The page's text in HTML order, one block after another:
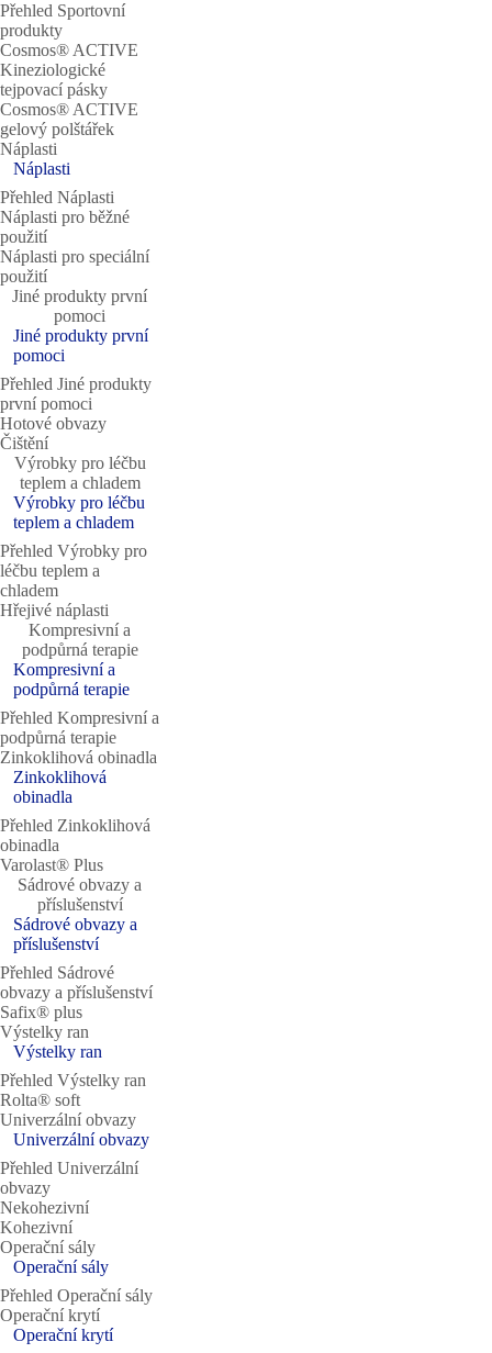
Přehled Sportovní
produkty
Cosmos® ACTIVE
Kineziologické
tejpovací pásky
Cosmos® ACTIVE
gelový polštářek
Náplasti
Náplasti
Přehled Náplasti
Náplasti pro běžné
použití
Náplasti pro speciální
použití
Jiné produkty první
pomoci
Jiné produkty první
pomoci
Přehled Jiné produkty
první pomoci
Hotové obvazy
Čištění
Výrobky pro léčbu
teplem a chladem
Výrobky pro léčbu
teplem a chladem
Přehled Výrobky pro
léčbu teplem a
chladem
Hřejivé náplasti
Kompresivní a
podpůrná terapie
Kompresivní a
podpůrná terapie
Přehled Kompresivní a
podpůrná terapie
Zinkoklihová obinadla
Zinkoklihová
obinadla
Přehled Zinkoklihová
obinadla
Varolast® Plus
Sádrové obvazy a
příslušenství
Sádrové obvazy a
příslušenství
Přehled Sádrové
obvazy a příslušenství
Safix® plus
Výstelky ran
Výstelky ran
Přehled Výstelky ran
Rolta® soft
Univerzální obvazy
Univerzální obvazy
Přehled Univerzální
obvazy
Nekohezivní
Kohezivní
Operační sály
Operační sály
Přehled Operační sály
Operační krytí
Operační krytí